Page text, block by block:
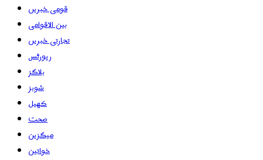
قومی خبریں
بین الاقوامی
تجارتی خبریں
رپورٹس
بلاگز
شوبز
کھیل
صحت
میگزین
خواتین